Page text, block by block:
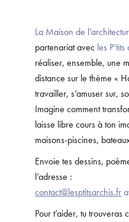
La Maison de
partenariat avec les
réaliser, ensemble, une
distance sur le thème «
travailler, s’amuser sur,
Imagine comment
laisse libre cours à ton
maisons-piscines,
Envoie tes dessins,
l’adresse :
contact@lesptitsarchis.fr
Pour t’aider, tu trouveras